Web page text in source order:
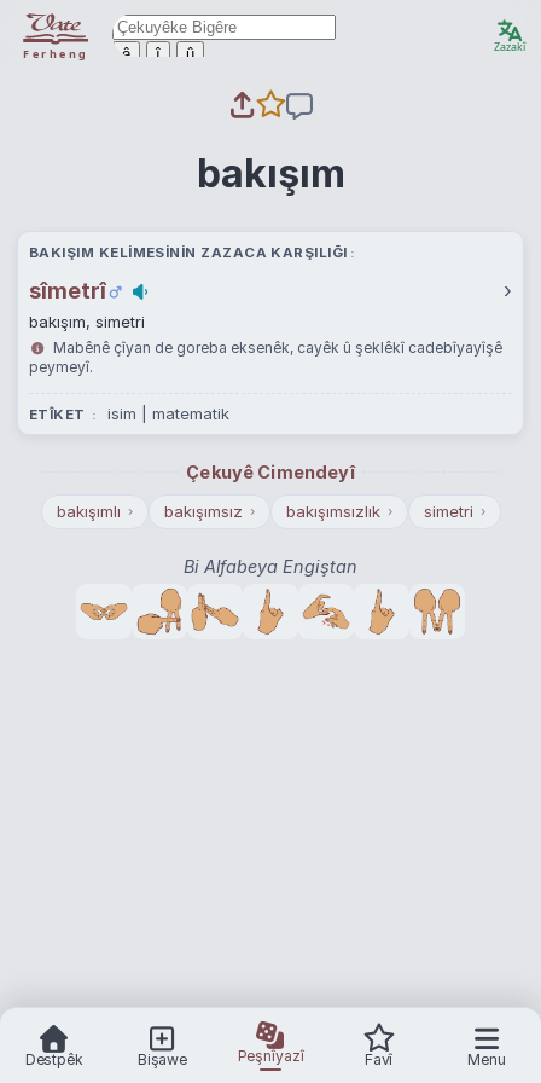
Ferheng ê î û Zazakî
bakışım
BAKIŞIM KELIMESININ ZAZACA KARŞILIĞI
sîmetrî ›
bakışım, simetri
Mabênê çîyan de goreba eksenêk, cayêk û şeklêkî cadebîyayîşê
peymeyî.
ETÎKET isim | matematik
Çekuyê Cimendeyî
bakışımlı › bakışımsız › bakışımsızlık › simetri ›
Bi Alfabeya Engiştan
Destpêk Bişawe Peşnîyazî Favî Menu